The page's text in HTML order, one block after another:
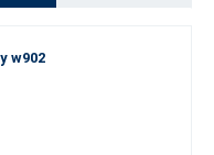
w902